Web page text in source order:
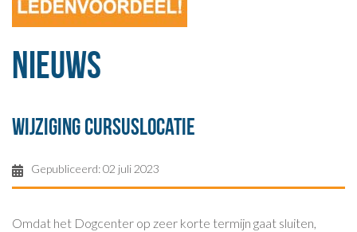
Nieuws
Wijziging cursuslocatie
Gepubliceerd: 02 juli 2023
Omdat het Dogcenter op zeer korte termijn gaat sluiten,